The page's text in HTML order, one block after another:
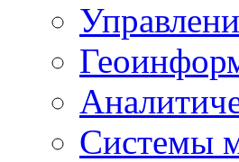
Системы